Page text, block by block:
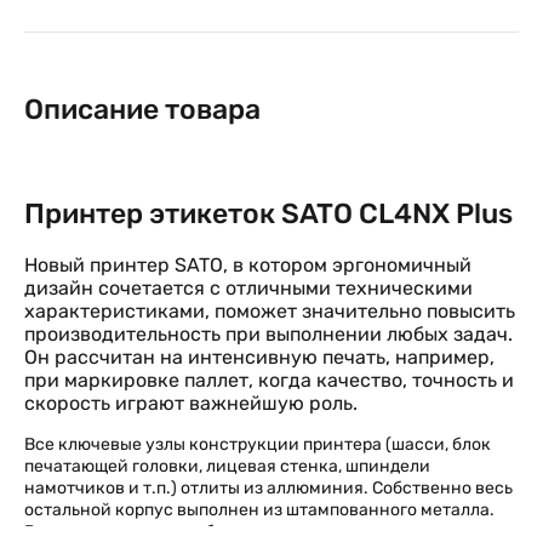
Описание товара
Принтер этикеток SATO CL4NX Plus
Новый принтер SATO, в котором эргономичный
дизайн сочетается с отличными техническими
характеристиками, поможет значительно повысить
производительность при выполнении любых задач.
Он рассчитан на интенсивную печать, например,
при маркировке паллет, когда качество, точность и
скорость играют важнейшую роль.
Все ключевые узлы конструкции принтера (шасси, блок
печатающей головки, лицевая стенка, шпиндели
намотчиков и т.п.) отлиты из аллюминия. Собственно весь
остальной корпус выполнен из штампованного металла.
Все вышеуказанное обеспечивает высокую надежность и